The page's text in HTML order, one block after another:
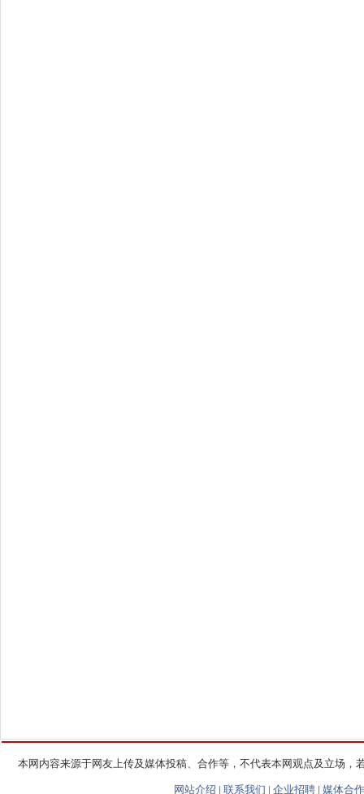
本网内容来源于网友上传及媒体投稿、合作等，不代表本网观点及立场
网站介绍 | 联系我们 | 企业招聘 | 媒体合作